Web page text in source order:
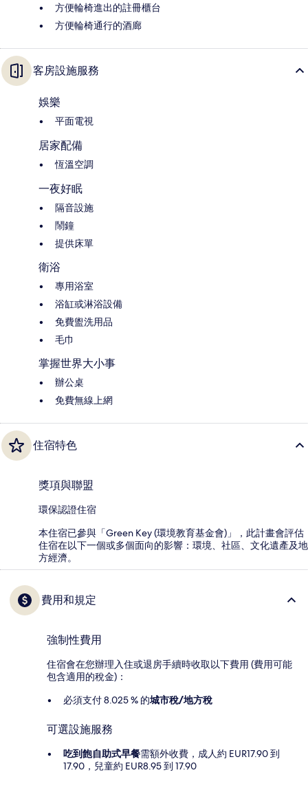
方便輪椅進出的註冊櫃台
方便輪椅通行的酒廊
客房設施服務
娛樂
平面電視
居家配備
恆溫空調
一夜好眠
隔音設施
鬧鐘
提供床單
衛浴
專用浴室
浴缸或淋浴設備
免費盥洗用品
毛巾
掌握世界大小事
辦公桌
免費無線上網
住宿特色
獎項與聯盟
環保認證住宿
本住宿已參與「Green Key (環境教育基金會)」，此計畫會評估
住宿在以下一個或多個面向的影響：環境、社區、文化遺產及地
方經濟。
費用和規定
強制性費用
住宿會在您辦理入住或退房手續時收取以下費用 (費用可能
包含適用的稅金)：
必須支付 8.025 % 的城市稅/地方稅
可選設施服務
吃到飽自助式早餐需額外收費，成人約 EUR17.90 到
17.90，兒童約 EUR8.95 到 17.90